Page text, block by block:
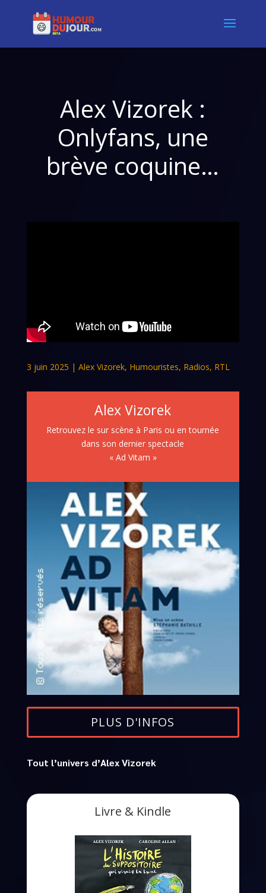
Alex Vizorek :
Onlyfans, une
brève coquine…
3 juin 2025 | Alex Vizorek, Humouristes, Radios, RTL
Alex Vizorek
Retrouvez le sur scène à Paris ou en tournée
dans son dernier spectacle
« Ad Vitam »
PLUS D'INFOS
Tout l’univers d’Alex Vizorek
Livre & Kindle